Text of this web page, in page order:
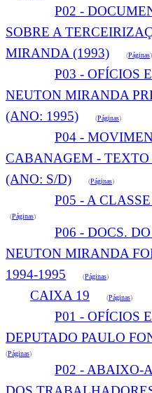
P02 -
SOBRE A
MIRANDA (1993) (Páginas)
P03 - OFÍCIOS
NEUTON MIRANDA
(ANO: 1995) (Páginas)
P04 -
CABANAGEM -
(ANO: S/D) (Páginas)
P05 - A
(Páginas)
P06 - DOCS.
NEUTON MIRANDA
1994-1995 (Páginas)
CAIXA 19 (Páginas)
P01 - OFÍCIOS
DEPUTADO PAULO
(Páginas)
P02 - ABAIXO-